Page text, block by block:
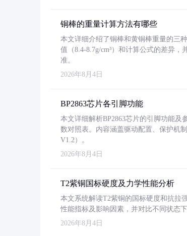
铜棒的重量计算方法有哪些
本文详细介绍了铜棒和黄铜棒重量的三
值（8.4-8.7g/cm³）和计算公式的差异
准。
2026年8月4日
BP2863芯片各引脚功能
本文详细解析BP2863芯片的引脚功能
数对照表。内容涵盖驱动配置、保护机
V1.2）。
2026年8月4日
T2紫铜国标硬度及力学性能分析
本文系统解读T2紫铜的国标硬度和抗拉
性能指标及影响因素，并对比不同状态
2026年8月4日